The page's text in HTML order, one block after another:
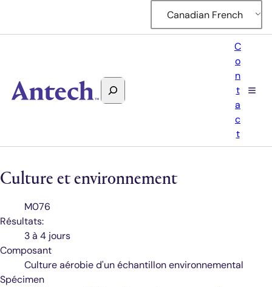
Canadian French
Rechercher
Antech
C
o
n
t
a
c
t
Culture et environnement
de
M076
Résultats:
3 à 4 jours
Composant
Culture aérobie d'un échantillon environnemental
Spécimen